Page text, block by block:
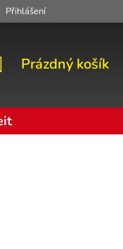
objednávka
Přihlášení
NÁKUPNÍ
Prázdný košík